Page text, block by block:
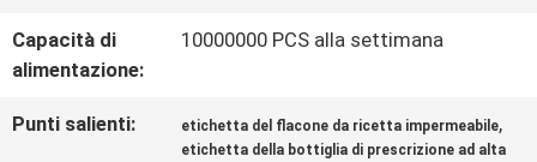
CONTATTICI
NOTIZIE
Capacità di
alimentazione:
10000000 PCS alla settimana
Punti salienti: etichetta del flacone da ricetta impermeabile,
etichetta della bottiglia di prescrizione ad alta